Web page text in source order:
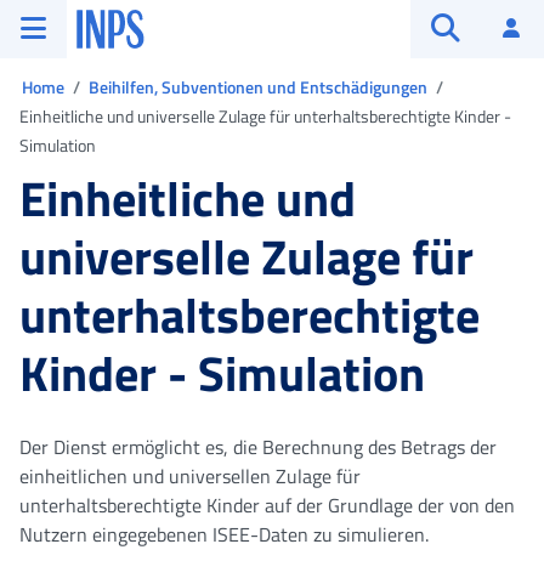
Zum Hauptmenü
Zum Hauptinhalt springen
Zu der Fußzeile
INPS ()
Home
Beihilfen, Subventionen und Entschädigungen
Einheitliche und universelle Zulage für unterhaltsberechtigte Kinder -
Simulation
Einheitliche und
universelle Zulage für
unterhaltsberechtigte
Kinder - Simulation
Der Dienst ermöglicht es, die Berechnung des Betrags der
einheitlichen und universellen Zulage für
unterhaltsberechtigte Kinder auf der Grundlage der von den
Nutzern eingegebenen ISEE-Daten zu simulieren.